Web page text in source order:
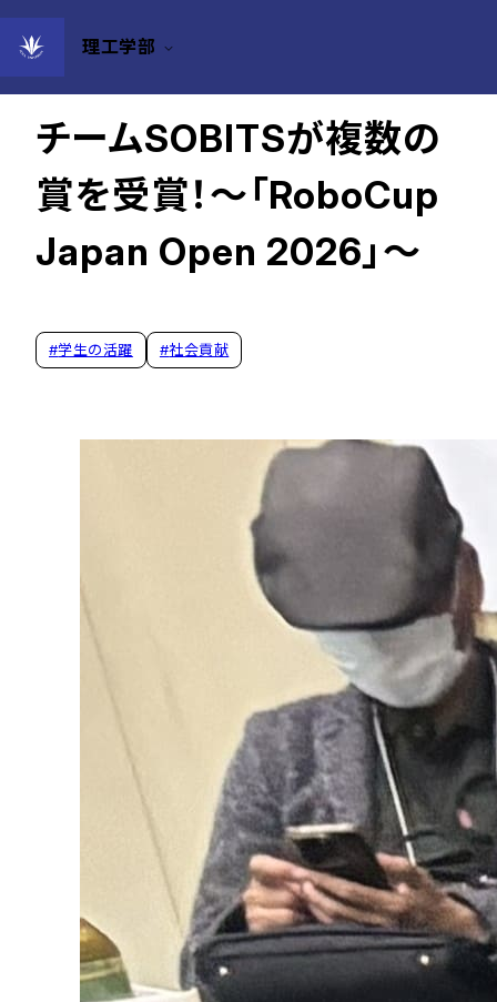
理工学部
2026年05月13日
チームSOBITSが複数の
賞を受賞！～「RoboCup
Japan Open 2026」～
#学生の活躍 #社会貢献